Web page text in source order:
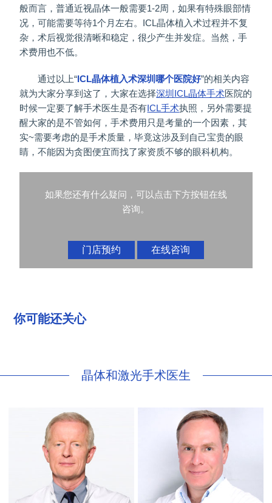
般而言，普通近视晶体一般需要1-2周，如果有特殊眼部情
况，可能需要等待1个月左右。ICL晶体植入术过程并不复
杂，术后视觉很清晰和稳定，很少产生并发症。当然，手
术费用也不低。
通过以上“ICL晶体植入术深圳哪个医院好”的相关内容
就为大家分享到这了，大家在选择深圳ICL晶体手术医院的
时候一定要了解手术医生是否有ICL手术执照，另外需要提
醒大家的是不管如何，手术费用只是考量的一个因素，其
实~需要考虑的是手术质量，毕竟这涉及到自己宝贵的眼
睛，不能因为贪图便宜而找了家资质不够的眼科机构。
如果您还有什么疑问，可以点击下方按钮在线
咨询。
门店预约 在线咨询
你可能还关心
晶体和激光手术医生